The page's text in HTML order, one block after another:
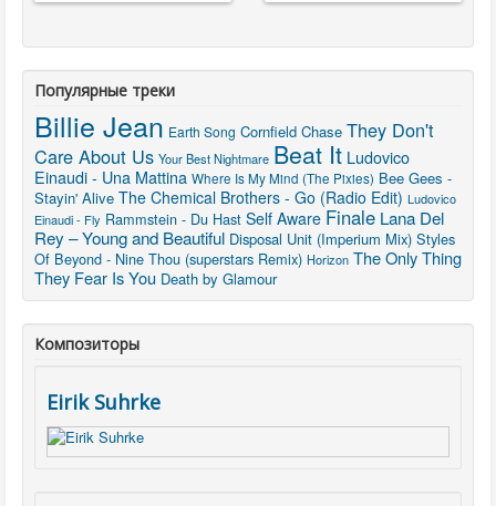
Популярные треки
Billie Jean Earth Song Cornfield Chase They Don't
Care About Us Your Best Nightmare Beat It Ludovico
Einaudi - Una Mattina Where Is My Mind (The Pixies) Bee Gees -
Stayin' Alive The Chemical Brothers - Go (Radio Edit) Ludovico
Einaudi - Fly Rammstein - Du Hast Self Aware Finale Lana Del
Rey – Young and Beautiful Disposal Unit (Imperium Mix) Styles
Of Beyond - Nine Thou (superstars Remix) Horizon The Only Thing
They Fear Is You Death by Glamour
Композиторы
Eirik Suhrke